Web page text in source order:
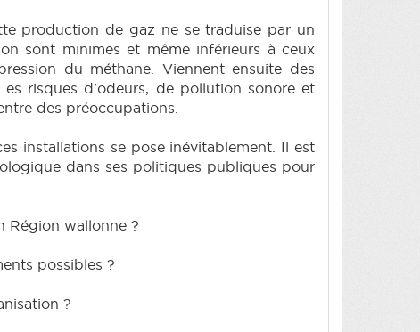
production de gaz ne se traduise par un
sont minimes et même inférieurs à ceux
du méthane. Viennent ensuite des
risques d'odeurs, de pollution sonore et
des préoccupations.
installations se pose inévitablement. Il est
dans ses politiques publiques pour
Région wallonne ?
possibles ?
?